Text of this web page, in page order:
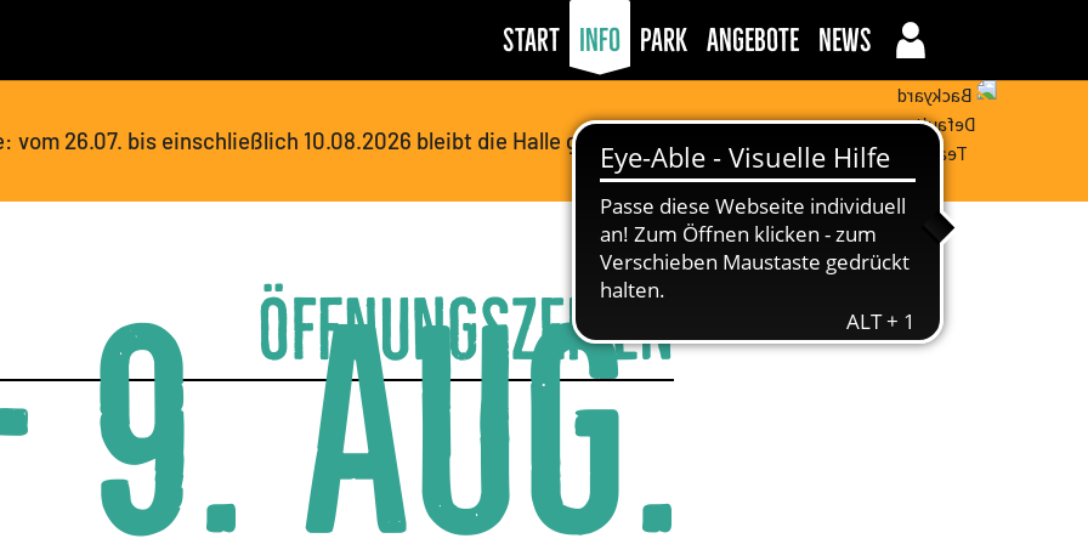
Start Info Park Angebote News
vom 26.07. bis einschließlich 10.08.2026 bleibt die Halle geschlossen
Öffnungszeiten
9. Aug.